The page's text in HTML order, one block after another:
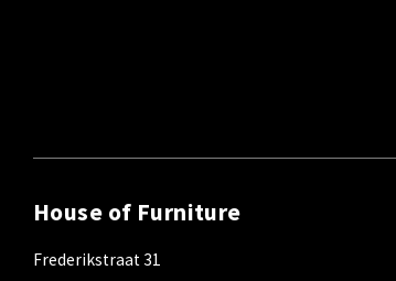
House of Furniture
Frederikstraat 31